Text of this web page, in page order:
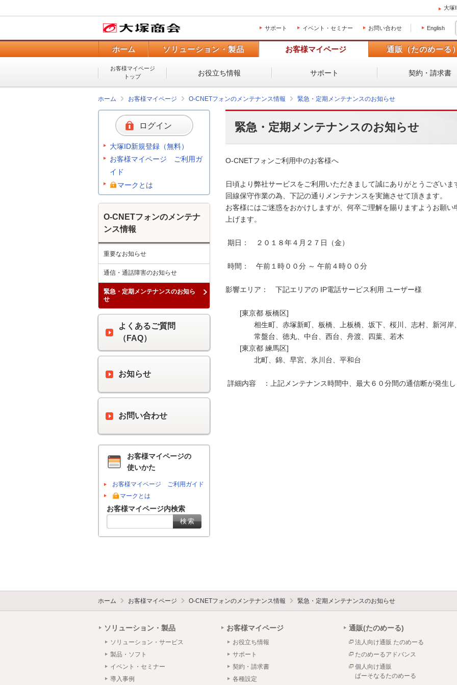
大塚
サポート イベント・セミナー お問い合わせ English
ホーム ソリューション・製品 お客様マイページ 通販（たのめーる）
お客様マイページ
トップ
お役立ち情報 サポート 契約・請求書
ホーム お客様マイページ O-CNETフォンのメンテナンス情報 緊急・定期メンテナンスのお知らせ
緊急・定期メンテナンスのお知らせ
O-CNETフォンご利用中のお客様へ
日頃より弊社サービスをご利用いただきまして誠にありがとうございま
回線保守作業の為、下記の通りメンテナンスを実施させて頂きます。
お客様にはご迷惑をおかけしますが、何卒ご理解を賜りますようお願い
上げます。
影響エリア：　下記エリアの IP電話サービス利用 ユーザー様
[東京都 板橋区]
相生町、赤塚新町、板橋、上板橋、坂下、桜川、志村、新河岸、
常盤台、徳丸、中台、西台、舟渡、四葉、若木
[東京都 練馬区]
北町、錦、早宮、氷川台、平和台
ログイン
大塚ID新規登録（無料）
お客様マイページ ご利用ガ
イド
マークとは
O-CNETフォンのメンテナ
ンス情報
重要なお知らせ
通信・通話障害のお知らせ
緊急・定期メンテナンスのお知ら
せ
よくあるご質問
（FAQ）
お知らせ
お問い合わせ
お客様マイページの
使いかた
お客様マイページ ご利用ガイド
マークとは
お客様マイページ内検索
ホーム お客様マイページ O-CNETフォンのメンテナンス情報 緊急・定期メンテナンスのお知らせ
ソリューション・製品
ソリューション・サービス
製品・ソフト
イベント・セミナー
導入事例
お客様マイページ
お役立ち情報
サポート
契約・請求書
各種設定
通販(たのめーる)
法人向け通販 たのめーる
たのめーるアドバンス
個人向け通販
ぱーそなるたのめーる